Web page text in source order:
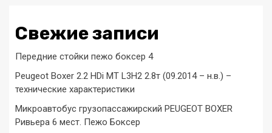
Свежие записи
Передние стойки пежо боксер 4
Peugeot Boxer 2.2 HDi MT L3H2 2.8т (09.2014 – н.в.) –
технические характеристики
Микроавтобус грузопассажирский PEUGEOT BOXER
Ривьера 6 мест. Пежо Боксер